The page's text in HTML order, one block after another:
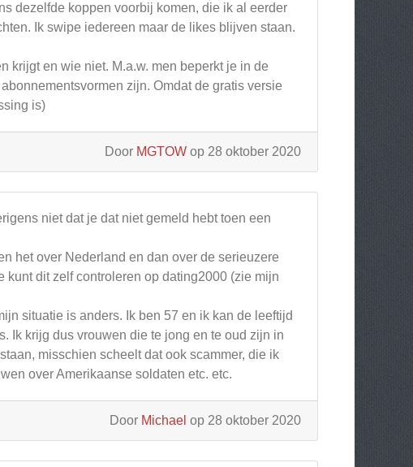
dezelfde koppen voorbij komen, die ik al eerder
Ik swipe iedereen maar de likes blijven staan.
krijgt en wie niet. M.a.w. men beperkt je in de
zijn. Omdat de gratis versie
is)
Door MGTOW op 28 oktober 2020
niet dat je dat niet gemeld hebt toen een
het over Nederland en dan over de serieuzere
dit zelf controleren op dating2000 (zie mijn
situatie is anders. Ik ben 57 en ik kan de leeftijd
Ik krijg dus vrouwen die te jong en te oud zijn in
misschien scheelt dat ook scammer, die ik
over Amerikaanse soldaten etc. etc.
Door Michael op 28 oktober 2020